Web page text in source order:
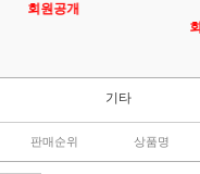
기타
판매순위 상품명